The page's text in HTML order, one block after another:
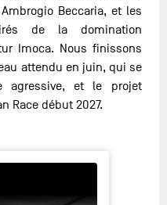
Beccaria, et les
de la domination
Imoca. Nous finissons
attendu en juin, qui se
agressive, et le projet
Race début 2027.